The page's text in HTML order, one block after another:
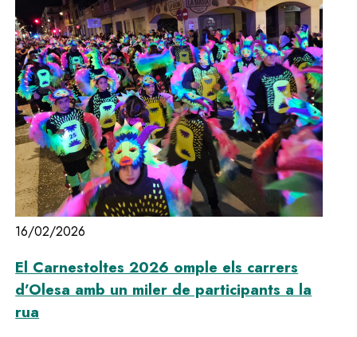
16/02/2026
El Carnestoltes 2026 omple els carrers
d’Olesa amb un miler de participants a la
rua